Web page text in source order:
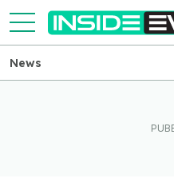
News